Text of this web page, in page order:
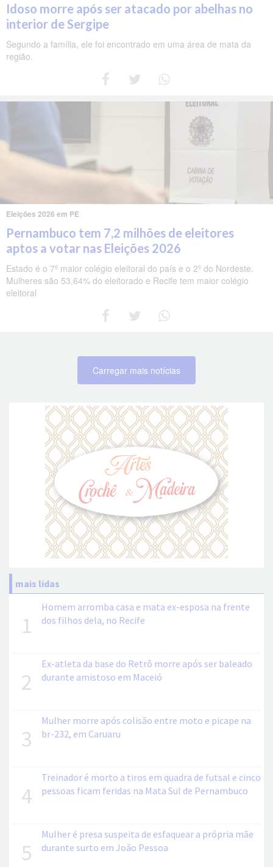
Idoso morre após ser atacado por abelhas no
interior de Sergipe
Segundo a família, ele foi encontrado em uma área de mata da
região.
Eleições 2026 em PE
Pernambuco tem 7,2 milhões de eleitores
aptos a votar nas Eleições 2026
Estado é o 7º maior colégio eleitoral do país e o 2º do Nordeste.
Mulheres são 53,64% do eleitorado e Recife tem maior colégio
eleitoral
Carregar mais notícias
mais lidas
1
Homem arromba casa e mata ex-esposa na frente
dos filhos dela, no Recife
2
Ex-atleta da base do Retrô morre após ser baleado
durante amistoso em Maceió
3
Mulher morre após colisão entre moto e picape na
br-232, em Caruaru
4
Treinador é morto a tiros em quadra de futsal e cinco
pessoas ficam feridas na Mata Sul de Pernambuco
5
Mulher é presa suspeita de esfaquear a própria mãe
durante surto em João Pessoa